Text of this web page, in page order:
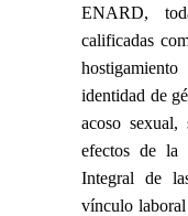
ENARD,
calificadas
identidad de
acoso sexual,
efectos de la
Integral de
vínculo